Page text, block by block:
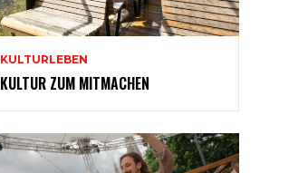
KULTURLEBEN
KULTUR ZUM MITMACHEN